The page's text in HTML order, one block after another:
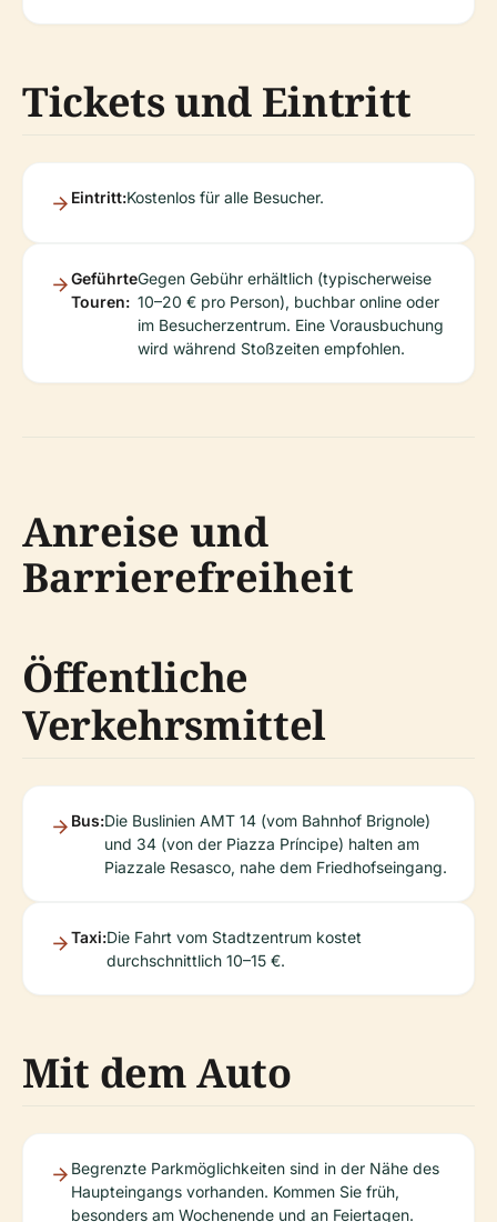
Tickets und Eintritt
Eintritt:Kostenlos für alle Besucher.
Geführte
Touren:
Gegen Gebühr erhältlich (typischerweise
10–20 € pro Person), buchbar online oder
im Besucherzentrum. Eine Vorausbuchung
wird während Stoßzeiten empfohlen.
Anreise und
Barrierefreiheit
Öffentliche
Verkehrsmittel
Bus:Die Buslinien AMT 14 (vom Bahnhof Brignole)
und 34 (von der Piazza Príncipe) halten am
Piazzale Resasco, nahe dem Friedhofseingang.
Taxi:Die Fahrt vom Stadtzentrum kostet
durchschnittlich 10–15 €.
Mit dem Auto
Begrenzte Parkmöglichkeiten sind in der Nähe des
Haupteingangs vorhanden. Kommen Sie früh,
besonders am Wochenende und an Feiertagen.